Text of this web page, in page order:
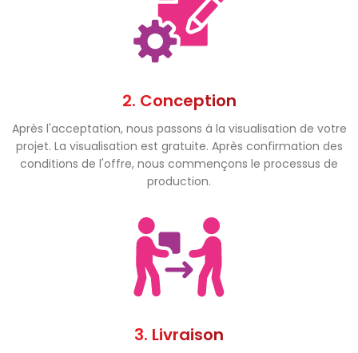
2. Conception
Après l'acceptation, nous passons à la visualisation de votre
projet. La visualisation est gratuite. Après confirmation des
conditions de l'offre, nous commençons le processus de
production.
3. Livraison